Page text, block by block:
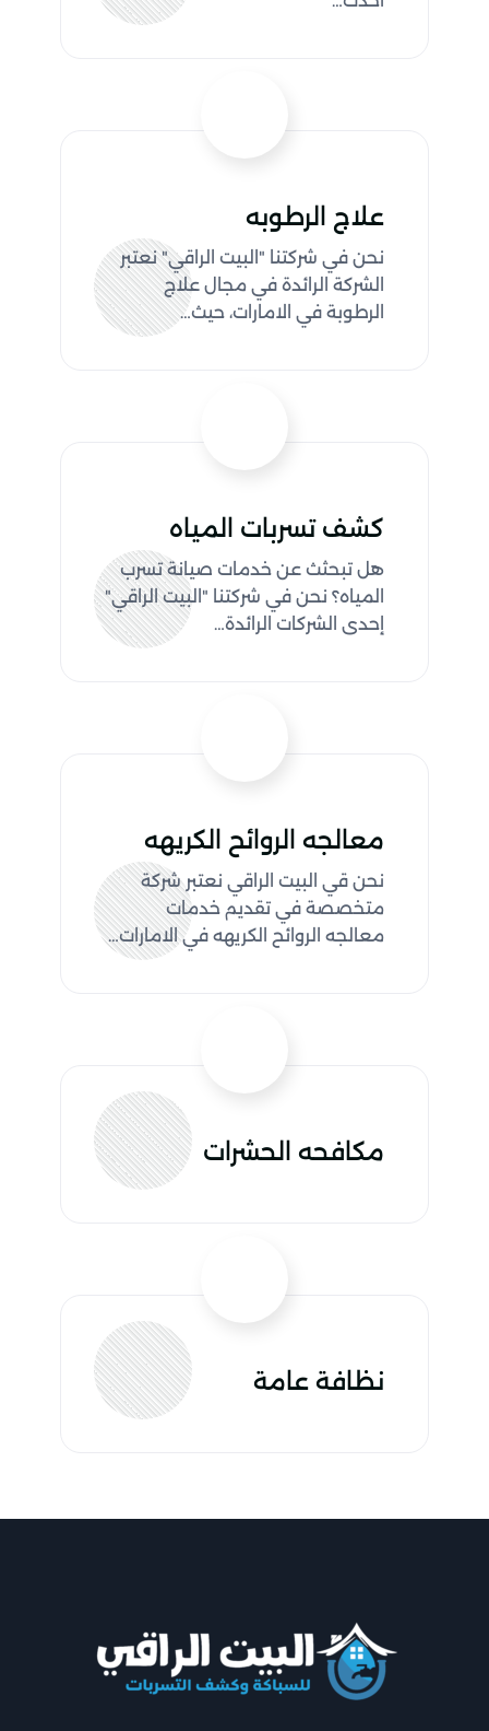
علاج الرطوبه
نحن في شركتنا "البيت الراقي" نعتبر
الشركة الرائدة في مجال علاج
الرطوبة في الامارات، حيث…
كشف تسربات المياه
هل تبحثث عن خدمات صيانة تسرب
المياه؟ نحن في شركتنا "البيت الراقي"
إحدى الشركات الرائدة…
معالجه الروائح الكريهه
نحن قي البيت الراقي نعتبر شركة
متخصصة في تقديم خدمات
معالجه الروائح الكريهه في الامارات…
مكافحه الحشرات
نظافة عامة